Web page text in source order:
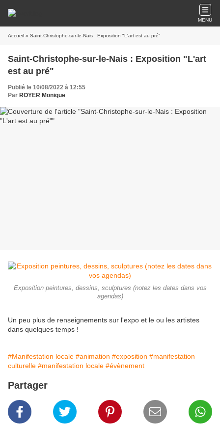
MENU
Accueil » Saint-Christophe-sur-le-Nais : Exposition "L'art est au pré"
Saint-Christophe-sur-le-Nais : Exposition "L'art
est au pré"
Publié le 10/08/2022 à 12:55
Par ROYER Monique
Exposition peintures, dessins, sculptures (notez les dates dans vos
agendas)
Un peu plus de renseignements sur l'expo et le ou les artistes
dans quelques temps !
#Manifestation locale #animation #exposition #manifestation
culturelle #manifestation locale #évènement
Partager